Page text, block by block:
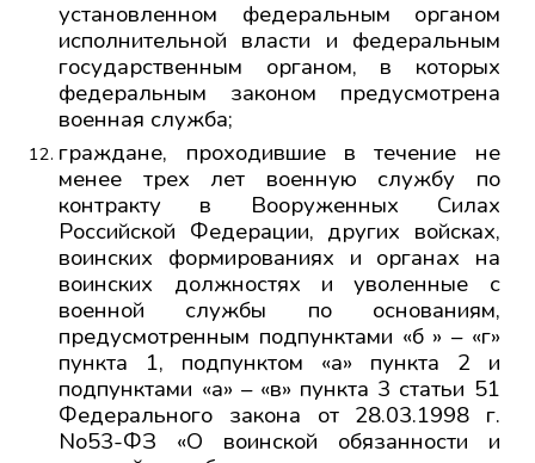
установленном федеральным органом
исполнительной власти и федеральным
государственным органом, в которых
федеральным законом предусмотрена
военная служба;
граждане, проходившие в течение не
менее трех лет военную службу по
контракту в Вооруженных Силах
Российской Федерации, других войсках,
воинских формированиях и органах на
воинских должностях и уволенные с
военной службы по основаниям,
предусмотренным подпунктами «б » – «г»
пункта 1, подпунктом «а» пункта 2 и
подпунктами «а» – «в» пункта 3 статьи 51
Федерального закона от 28.03.1998 г.
No53-ФЗ «О воинской обязанности и